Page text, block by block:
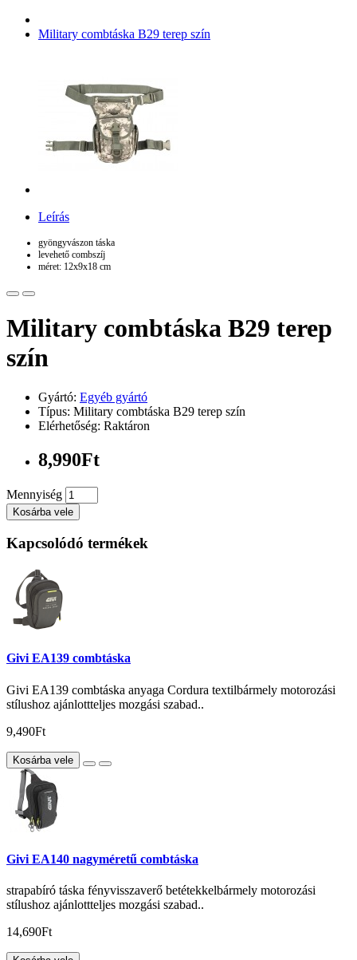
Military combtáska B29 terep szín
Leírás
gyöngyvászon táska
levehető combszíj
méret: 12x9x18 cm
Military combtáska B29 terep
szín
Gyártó: Egyéb gyártó
Típus: Military combtáska B29 terep szín
Elérhetőség: Raktáron
8,990Ft
Mennyiség
Kosárba vele
Kapcsolódó termékek
Givi EA139 combtáska
Givi EA139 combtáska anyaga Cordura textilbármely motorozási
stílushoz ajánlottteljes mozgási szabad..
9,490Ft
Kosárba vele
Givi EA140 nagyméretű combtáska
strapabíró táska fényvisszaverő betétekkelbármely motorozási
stílushoz ajánlottteljes mozgási szabad..
14,690Ft